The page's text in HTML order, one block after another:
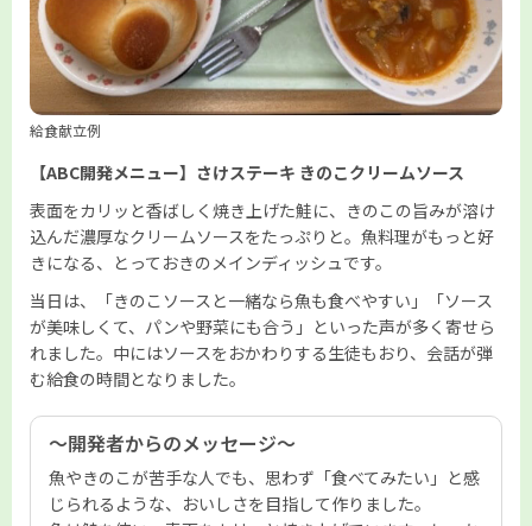
給食献立例
【ABC開発メニュー】さけステーキ きのこクリームソース
表面をカリッと香ばしく焼き上げた鮭に、きのこの旨みが溶け
込んだ濃厚なクリームソースをたっぷりと。魚料理がもっと好
きになる、とっておきのメインディッシュです。
当日は、「きのこソースと一緒なら魚も食べやすい」「ソース
が美味しくて、パンや野菜にも合う」といった声が多く寄せら
れました。中にはソースをおかわりする生徒もおり、会話が弾
む給食の時間となりました。
～開発者からのメッセージ～
魚やきのこが苦手な人でも、思わず「食べてみたい」と感
じられるような、おいしさを目指して作りました。